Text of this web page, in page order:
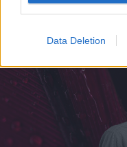
Data Deletion